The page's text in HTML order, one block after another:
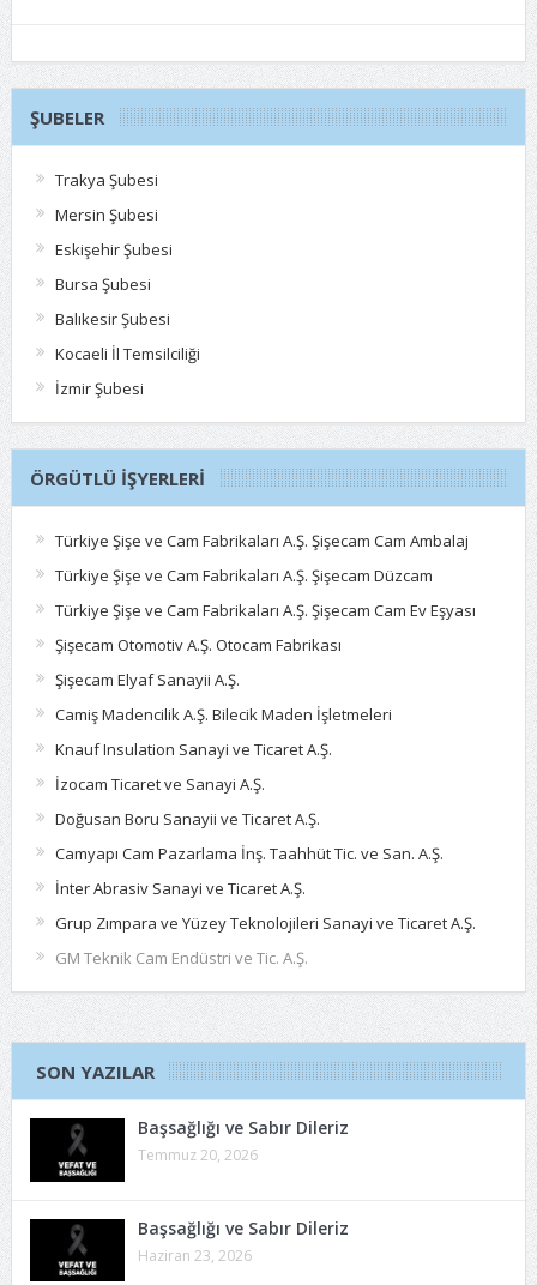
ŞUBELER
Trakya Şubesi
Mersin Şubesi
Eskişehir Şubesi
Bursa Şubesi
Balıkesir Şubesi
Kocaeli İl Temsilciliği
İzmir Şubesi
ÖRGÜTLÜ İŞYERLERI
Türkiye Şişe ve Cam Fabrikaları A.Ş. Şişecam Cam Ambalaj
Türkiye Şişe ve Cam Fabrikaları A.Ş. Şişecam Düzcam
Türkiye Şişe ve Cam Fabrikaları A.Ş. Şişecam Cam Ev Eşyası
Şişecam Otomotiv A.Ş. Otocam Fabrikası
Şişecam Elyaf Sanayii A.Ş.
Camiş Madencilik A.Ş. Bilecik Maden İşletmeleri
Knauf Insulation Sanayi ve Ticaret A.Ş.
İzocam Ticaret ve Sanayi A.Ş.
Doğusan Boru Sanayii ve Ticaret A.Ş.
Camyapı Cam Pazarlama İnş. Taahhüt Tic. ve San. A.Ş.
İnter Abrasiv Sanayi ve Ticaret A.Ş.
Grup Zımpara ve Yüzey Teknolojileri Sanayi ve Ticaret A.Ş.
GM Teknik Cam Endüstri ve Tic. A.Ş.
SON YAZILAR
Başsağlığı ve Sabır Dileriz
Temmuz 20, 2026
Başsağlığı ve Sabır Dileriz
Haziran 23, 2026